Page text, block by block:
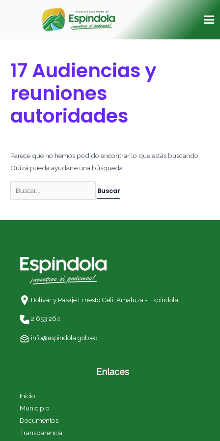
17 Audiencias y
reuniones
autoridades
Parece que no hemos podido encontrar lo que estás buscando.
Quizá pueda ayudarte una búsqueda.
Bolívar y Pasaje Ernesto Celi, Amaluza - Espíndola
2 653 264
info@espindola.gob.ec
Enlaces
Inicio
Municipio
Documentos
Transparencia